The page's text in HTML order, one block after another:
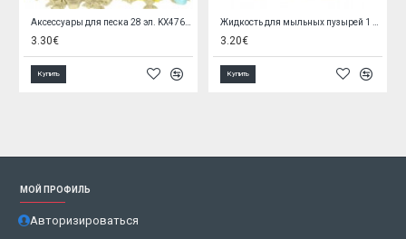
3.30€
Купить
3.20€
Купить
МОЙ ПРОФИЛЬ
Авторизироваться